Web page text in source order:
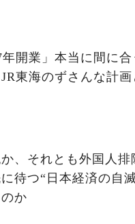
年開業」本当に間に
東海のずさんな計画
か、それとも外国人
待つ“日本経済の自
か